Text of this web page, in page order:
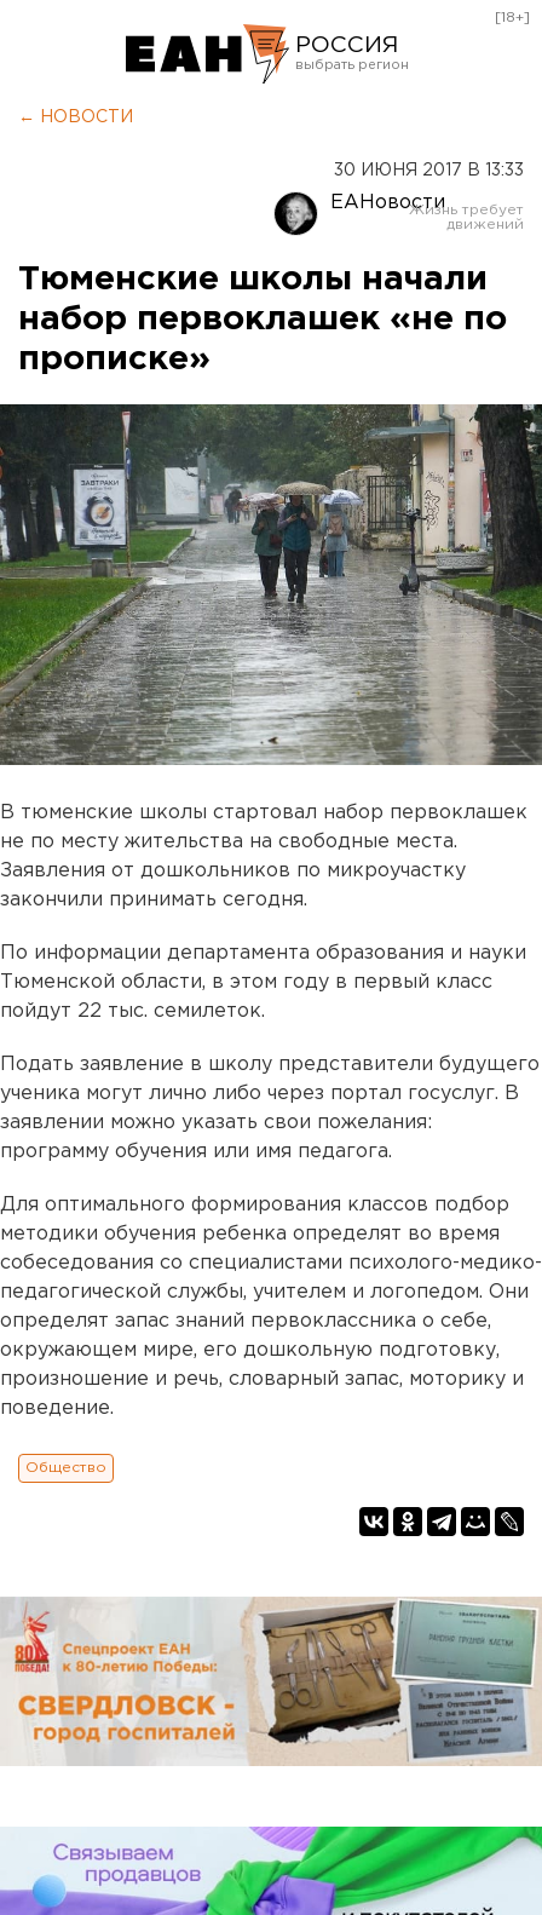
РОССИЯ
Оренбург
[18+]
← НОВОСТИ
30 ИЮНЯ 2017 В 13:33
ЕАНовости
Тюменские школы начали
набор первоклашек «не по
прописке»
В тюменские школы стартовал набор первоклашек
не по месту жительства на свободные места.
Заявления от дошкольников по микроучастку
закончили принимать сегодня.
По информации департамента образования и науки
Тюменской области, в этом году в первый класс
пойдут 22 тыс. семилеток.
Подать заявление в школу представители будущего
ученика могут лично либо через портал госуслуг. В
заявлении можно указать свои пожелания:
программу обучения или имя педагога.
Для оптимального формирования классов подбор
методики обучения ребенка определят во время
собеседования со специалистами психолого-медико-
педагогической службы, учителем и логопедом. Они
определят запас знаний первоклассника о себе,
окружающем мире, его дошкольную подготовку,
произношение и речь, словарный запас, моторику и
поведение.
Общество